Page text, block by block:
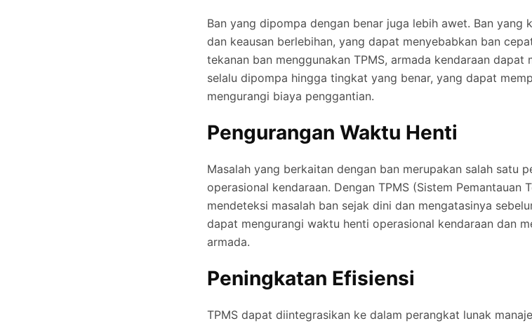
Ban yang dipompa dengan benar juga lebih awet. Ban yang
dan keausan berlebihan, yang dapat menyebabkan ban
tekanan ban menggunakan TPMS, armada kendaraan dapat
selalu dipompa hingga tingkat yang benar, yang dapat
mengurangi biaya penggantian.
Pengurangan Waktu Henti
Masalah yang berkaitan dengan ban merupakan salah satu
operasional kendaraan. Dengan TPMS (Sistem Pemantauan
mendeteksi masalah ban sejak dini dan mengatasinya
dapat mengurangi waktu henti operasional kendaraan dan
armada.
Peningkatan Efisiensi
TPMS dapat diintegrasikan ke dalam perangkat lunak